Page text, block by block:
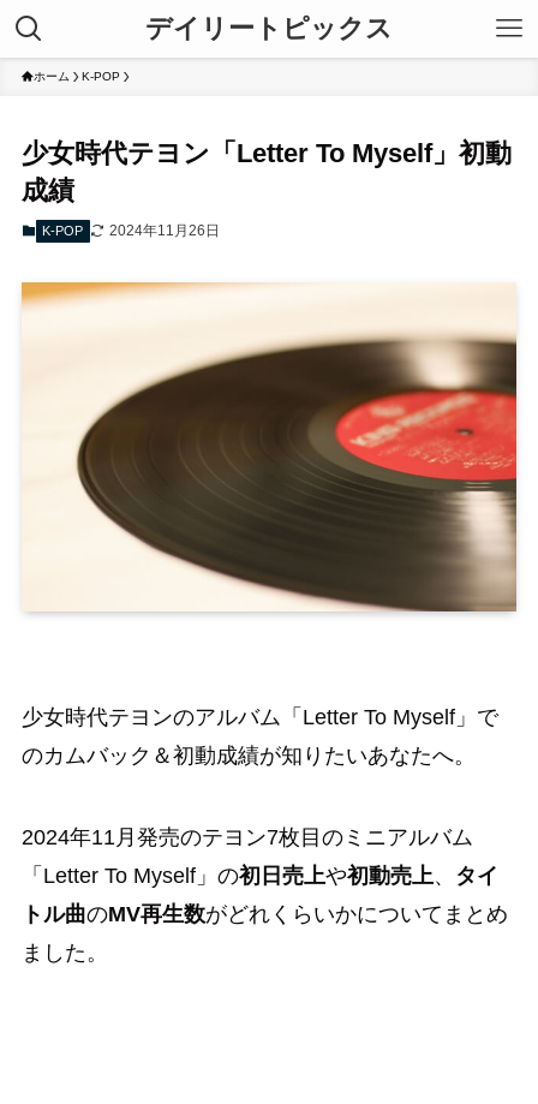
デイリートピックス
ホーム K-POP
少女時代テヨン「Letter To Myself」初動
成績
K-POP 2024年11月26日
少女時代テヨンのアルバム「Letter To Myself」で
のカムバック＆初動成績が知りたいあなたへ。
2024年11月発売のテヨン7枚目のミニアルバム
「Letter To Myself」の初日売上や初動売上、
タイ
トル曲のMV再生数がどれくらいかについてまとめ
ました。